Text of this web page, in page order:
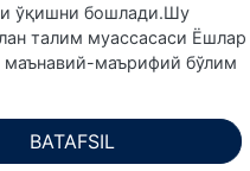
ўқишни бошлади.Шу
талим муассасаси Ёшлар
маърифий бўлим
BATAFSIL